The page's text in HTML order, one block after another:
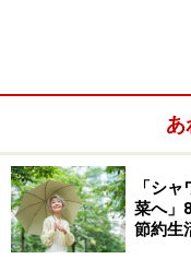
あ
「シ
菜へ」
節約生